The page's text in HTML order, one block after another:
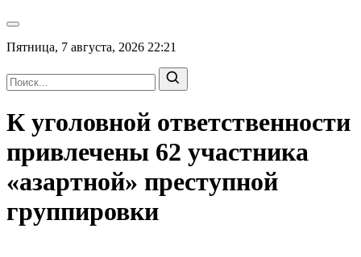
Пятница, 7 августа, 2026 22:21
К уголовной ответственности
привлечены 62 участника
«азартной» преступной
группировки